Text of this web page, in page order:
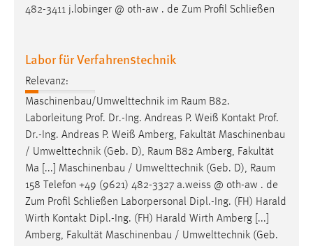
482-3411 j.lobinger @ oth-aw . de Zum Profil Schließen
Labor für Verfahrenstechnik
Relevanz:
Maschinenbau/Umwelttechnik im Raum B82.
Laborleitung Prof. Dr.-Ing. Andreas P. Weiß Kontakt Prof.
Dr.-Ing. Andreas P. Weiß Amberg, Fakultät Maschinenbau
/ Umwelttechnik (Geb. D), Raum B82 Amberg, Fakultät
Ma [...] Maschinenbau / Umwelttechnik (Geb. D), Raum
158 Telefon +49 (9621) 482-3327 a.weiss @ oth-aw . de
Zum Profil Schließen Laborpersonal Dipl.-Ing. (FH) Harald
Wirth Kontakt Dipl.-Ing. (FH) Harald Wirth Amberg [...]
Amberg, Fakultät Maschinenbau / Umwelttechnik (Geb.